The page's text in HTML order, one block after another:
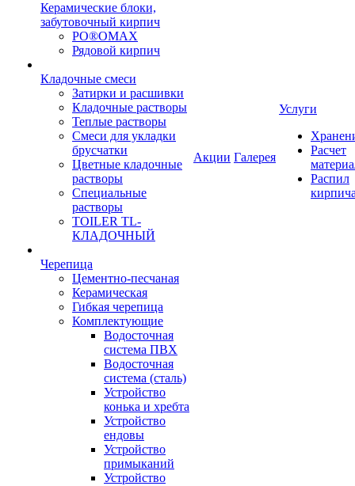
Керамические блоки,
забутовочный кирпич
PO®OMAX
Рядовой кирпич
Кладочные смеси
Затирки и расшивки
Кладочные растворы
Теплые растворы
Смеси для укладки
брусчатки
Цветные кладочные
растворы
Специальные
растворы
TOILER TL-
КЛАДОЧНЫЙ
Черепица
Цементно-песчаная
Керамическая
Гибкая черепица
Комплектующие
Водосточная
система ПВХ
Водосточная
система (сталь)
Устройство
конька и хребта
Устройство
ендовы
Устройство
примыканий
Устройство
Акции Галерея
Услуги
Расчет
Распил